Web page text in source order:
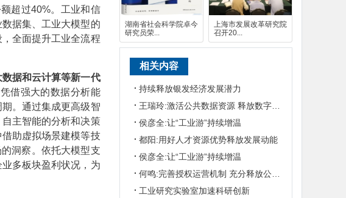
超过40%。工业和信
据集、工业大模型的
全面提升工业全流程
据和云计算等新一代
凭借强大的数据分析能
。通过集成更高级智
主智能的分析和决策
助虚拟场景建模等技
洞察。依托大模型支
多板块盈利状况，为
湖南省社会科学院卓今
研究员荣...
上海市发展改革研究院
召开20...
相关内容
持续释放银发经济发展潜力
王瑞玲:激活公共数据资源 释放数字经济发展潜能
侯彦全:让“工业游”持续增温
都阳:用好人才资源优势释放发展动能
侯彦全:让“工业游”持续增温
何鸣:完善授权运营机制 充分释放公共数据要素价值
工业研究实验室加速科研创新